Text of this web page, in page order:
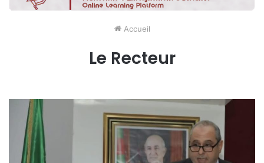
Accueil
Le Recteur